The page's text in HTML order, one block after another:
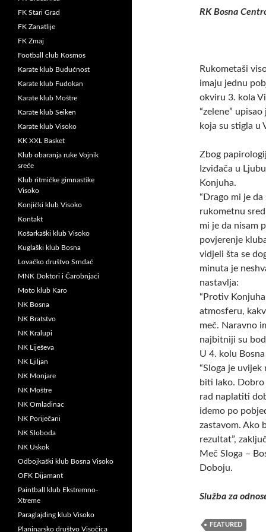
RK Bosna
Rukometaši
imaju jednu
okviru 3. kola
“zelene”
koja su stigla u
Zbog
Izviđača u
Konjuha.
“Drago mi je
rukometnu
mi je da nisam
povjerenje
vidjeli šta se
minuta je
nastavlja:
“Protiv
atmosferu,
meč. Naravno
najbitniji su
U 4. kolu
“Sloga je
biti lako. Dobro
rad naplatiti
idemo po
zastavom. Ako
rezultat”,
Meč Sloga –
Doboju.
Služba za
FEATURED
FK Stari Grad
FK Zanatlije
FK Zmaj
Football club Kosmos
Karate klub Budućnost
Karate klub Fudokan
Karate klub Moštre
Karate klub Seiken
Karate klub Visoko
KK XXL Basket
Klub obaranja ruke Vojnik
sreće
Klub ritmičke gimnastike
Visoko
Konjički klub Visoko
Kontakt
Košarkaški klub Visoko
Kuglaški klub Bosna
Lovačko društvo Srndać
MNK Doktori i Čarobnjaci
Moto klub Karo
NK Bosna
NK Bratstvo
NK Kralupi
NK Liješeva
NK Ljiljan
NK Monjare
NK Moštre
NK Omladinac
NK Poriječani
NK Sloboda
NK Uskok
Odbojkaški klub Bosna Visoko
OFK Dijamant
Paintball klub Ekstremno-
Xtreme
Paraglajding klub Visoko
Planinarsko društvo Visočica